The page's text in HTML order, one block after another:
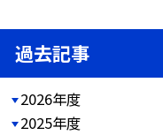
過去記事
2026年度
2025年度